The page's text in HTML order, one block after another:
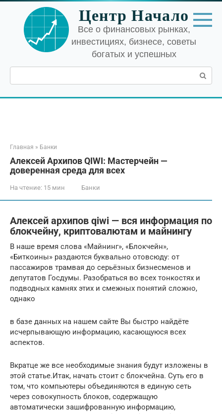
Перейти
контенту
Центр Начало
Все о финансовых рынках,
инвестициях, бизнесе, советы
богатых и успешных
Поиск:
Главная » Банки
Алексей Архипов QIWI: Мастерчейн —
доверенная среда для всех
На чтение: 15 мин Банки
Алексей архипов qiwi — вся информация по
блокчейну, криптовалютам и майнингу
В наше время слова «Майнинг», «Блокчейн»,
«Биткоины» раздаются буквально отовсюду: от
пассажиров трамвая до серьёзных бизнесменов и
депутатов Госдумы. Разобраться во всех тонкостях и
подводных камнях этих и смежных понятий сложно,
однако
в базе данных на нашем сайте Вы быстро найдёте
исчерпывающую информацию, касающуюся всех
аспектов.
Вкратце же все необходимые знания будут изложены в
этой статье.Итак, начать стоит с блокчейна. Суть его в
том, что компьютеры объединяются в единую сеть
через совокупность блоков, содержащую
автоматически зашифрованную информацию,